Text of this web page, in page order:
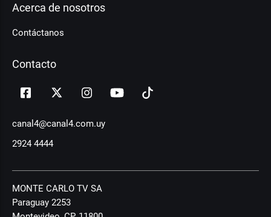
Acerca de nosotros
Contáctanos
Contacto
canal4@canal4.com.uy
2924 4444
MONTE CARLO TV SA
Paraguay 2253